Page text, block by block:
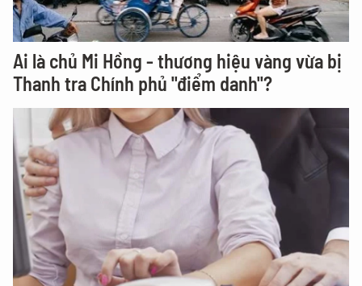
Ai là chủ Mi Hồng - thương hiệu vàng vừa bị
Thanh tra Chính phủ "điểm danh"?